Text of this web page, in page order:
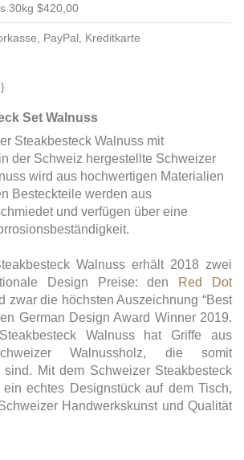
30kg $420,00
PayPal, Kreditkarte
Set Walnuss
Steakbesteck Walnuss mit
der Schweiz hergestellte Schweizer
wird aus hochwertigen Materialien
Besteckteile werden aus
und verfügen über eine
Walnuss erhält 2018 zwei
Design Preise: den
Red Dot
zwar die höchsten Auszeichnung “Best
German Design Award Winner 2019.
Walnuss hat Griffe aus
Walnussholz, die somit
sind. Mit dem Schweizer Steakbesteck
echtes Designstück auf dem Tisch,
Handwerkskunst und Qualität